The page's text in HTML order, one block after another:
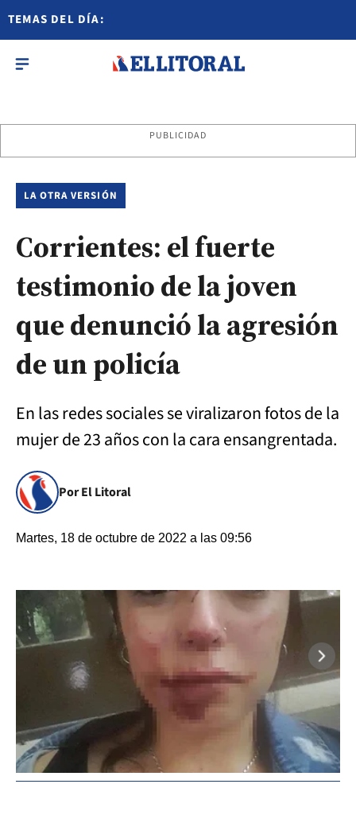
TEMAS DEL DÍA:
PUBLICIDAD
LA OTRA VERSIÓN
Corrientes: el fuerte
testimonio de la joven
que denunció la agresión
de un policía
En las redes sociales se viralizaron fotos de la
mujer de 23 años con la cara ensangrentada.
Por El Litoral
Martes, 18 de octubre de 2022 a las 09:56